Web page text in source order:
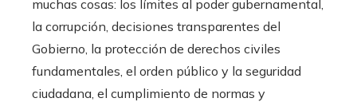
muchas cosas: los límites al poder gubernamental,
la corrupción, decisiones transparentes del
Gobierno, la protección de derechos civiles
fundamentales, el orden público y la seguridad
ciudadana, el cumplimiento de normas y